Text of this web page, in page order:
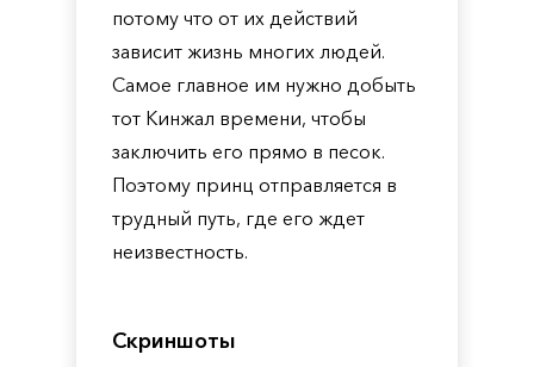
потому что от их действий
зависит жизнь многих людей.
Самое главное им нужно добыть
тот Кинжал времени, чтобы
заключить его прямо в песок.
Поэтому принц отправляется в
трудный путь, где его ждет
неизвестность.
Скриншоты